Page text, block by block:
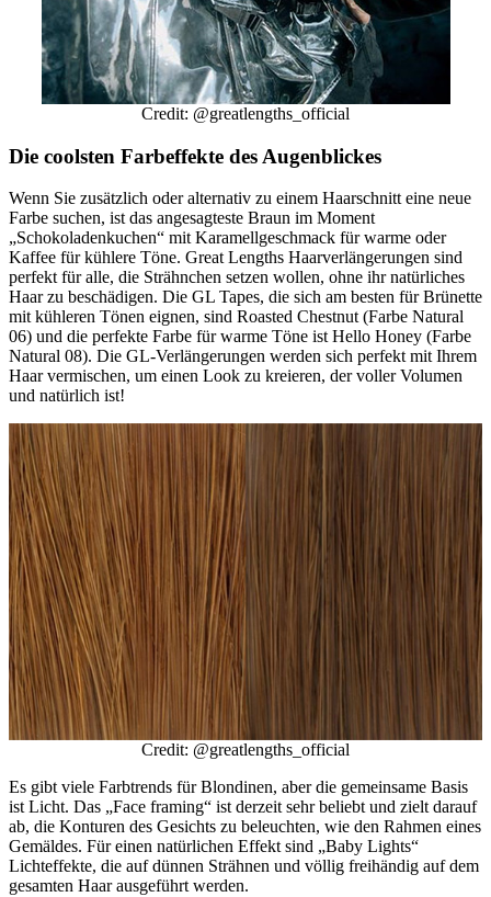
Credit: @greatlengths_official
Die coolsten Farbeffekte des Augenblickes
Wenn Sie zusätzlich oder alternativ zu einem Haarschnitt eine neue
Farbe suchen, ist das angesagteste Braun im Moment
„Schokoladenkuchen“ mit Karamellgeschmack für warme oder
Kaffee für kühlere Töne. Great Lengths Haarverlängerungen sind
perfekt für alle, die Strähnchen setzen wollen, ohne ihr natürliches
Haar zu beschädigen. Die GL Tapes, die sich am besten für Brünette
mit kühleren Tönen eignen, sind Roasted Chestnut (Farbe Natural
06) und die perfekte Farbe für warme Töne ist Hello Honey (Farbe
Natural 08). Die GL-Verlängerungen werden sich perfekt mit Ihrem
Haar vermischen, um einen Look zu kreieren, der voller Volumen
und natürlich ist!
Credit: @greatlengths_official
Es gibt viele Farbtrends für Blondinen, aber die gemeinsame Basis
ist Licht. Das „Face framing“ ist derzeit sehr beliebt und zielt darauf
ab, die Konturen des Gesichts zu beleuchten, wie den Rahmen eines
Gemäldes. Für einen natürlichen Effekt sind „Baby Lights“
Lichteffekte, die auf dünnen Strähnen und völlig freihändig auf dem
gesamten Haar ausgeführt werden.